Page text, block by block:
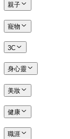
親子
寵物
3C
身心靈
美妝
健康
職涯